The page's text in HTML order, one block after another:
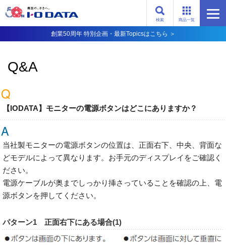
商品一覧
検索
創業50周年 特別企画・最新Topicsはこちら ＞
Q&A
【IODATA】モニターの電源ボタンはどこにありますか？
当社製モニターの電源ボタンの位置は、正面右下、中央、背面な
どモデルによって異なります。お手元のディスプレイをご確認く
ださい。
電源ケーブルが奥までしっかり挿さっていることを確認の上、電
源ボタンを押してください。
パターン1 正面右下にある場合(1)